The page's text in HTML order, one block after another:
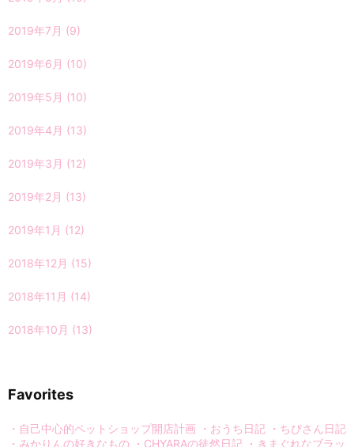
2019年7月 (9)
2019年6月 (10)
2019年5月 (10)
2019年4月 (13)
2019年3月 (12)
2019年2月 (13)
2019年1月 (12)
2018年12月 (15)
2018年11月 (14)
2018年10月 (13)
Favorites
・自己中心的ペットショップ開店計画 ・おうち日記 ・ちぴさん日記
・みかりんの好きなもの ・CHYARAの徒然日記 ・きまぐれなブラッ